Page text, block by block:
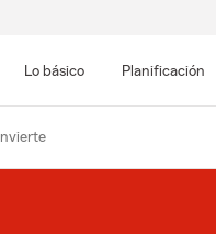
Lo básico Planificación
Invierte